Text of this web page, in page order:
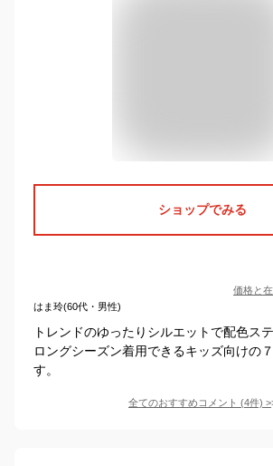
ショップでみる
価格と
はま玲(60代・男性)
トレンドのゆったりシルエットで配色ス
ロングシーズン着用できるキッズ向けの
す。
全てのおすすめコメント (4件) >